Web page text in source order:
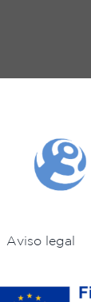
Aviso legal